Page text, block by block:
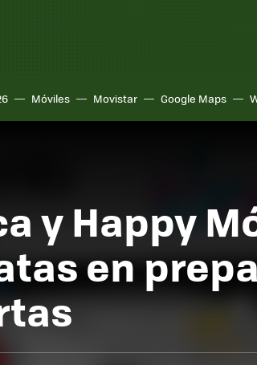
Móviles Movistar Google Maps
y Happy
en